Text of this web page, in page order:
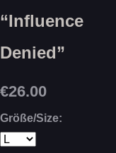
“Influence
Denied”
€26.00
Größe/Size: